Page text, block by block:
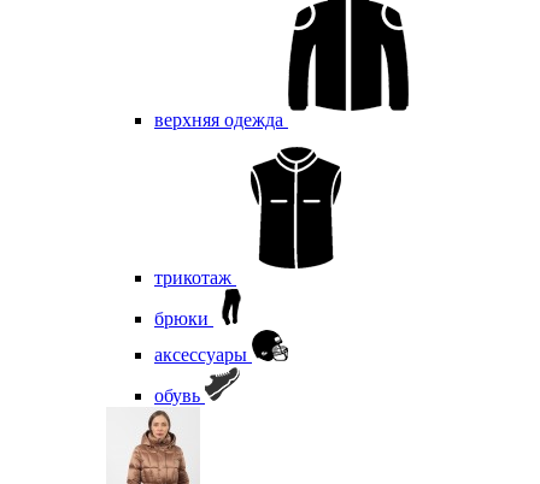
верхняя одежда
трикотаж
брюки
аксессуары
обувь